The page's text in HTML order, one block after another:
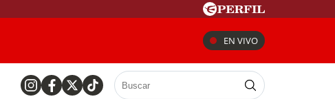
EN VIVO